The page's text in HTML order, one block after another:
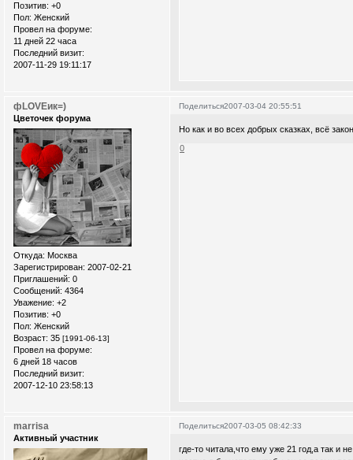
Позитив: +0
Пол: Женский
Провел на форуме:
11 дней 22 часа
Последний визит:
2007-11-29 19:11:17
Поделиться2007-03-04 20:55:51
фLOVEик=)
Цветочек форума
Откуда: Москва
Зарегистрирован: 2007-02-21
Приглашений: 0
Сообщений: 4364
Уважение: +2
Позитив: +0
Пол: Женский
Возраст: 35 [1991-06-13]
Провел на форуме:
6 дней 18 часов
Последний визит:
2007-12-10 23:58:13
Но как и во всех добрых сказках, всё
0
Поделиться2007-03-05 08:42:33
marrisa
Активный участник
где-то читала,что ему уже 21 год,а так и